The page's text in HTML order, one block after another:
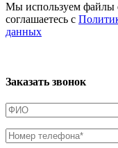
Мы используем файлы
соглашаетесь с
данных
Заказать звонок